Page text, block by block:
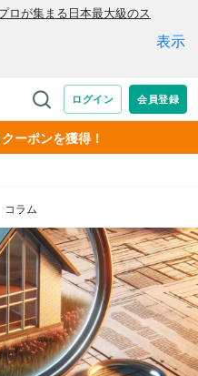
ーポンを獲得！
コラム